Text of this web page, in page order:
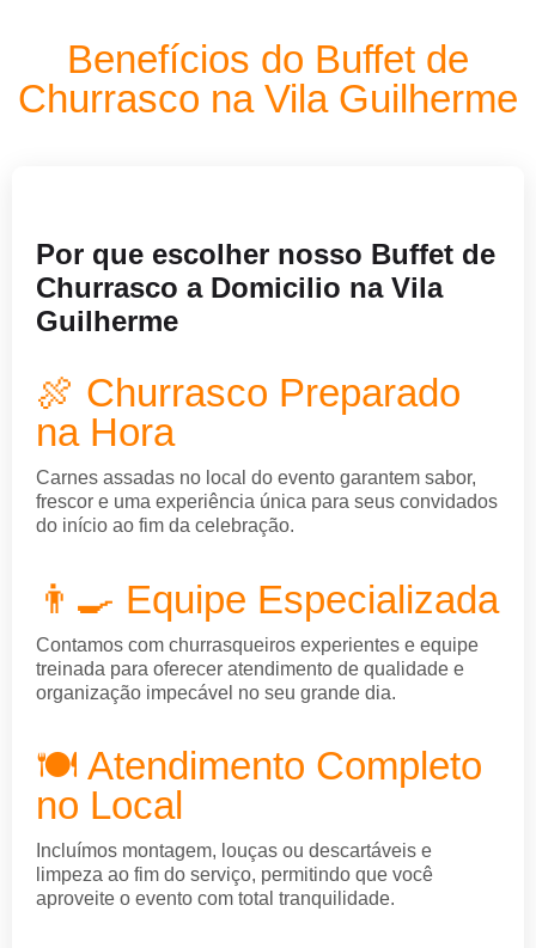
Benefícios do Buffet de
Churrasco na Vila Guilherme
Por que escolher nosso Buffet de
Churrasco a Domicilio na Vila
Guilherme
🍖 Churrasco Preparado
na Hora
Carnes assadas no local do evento garantem sabor,
frescor e uma experiência única para seus convidados
do início ao fim da celebração.
👨‍🍳 Equipe Especializada
Contamos com churrasqueiros experientes e equipe
treinada para oferecer atendimento de qualidade e
organização impecável no seu grande dia.
🍽️ Atendimento Completo
no Local
Incluímos montagem, louças ou descartáveis e
limpeza ao fim do serviço, permitindo que você
aproveite o evento com total tranquilidade.